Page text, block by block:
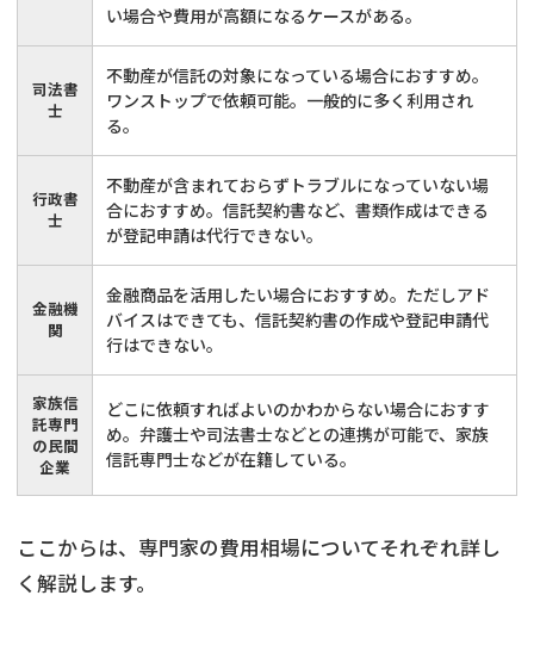
い場合や費用が高額になるケースがある。
司法書
士
不動産が信託の対象になっている場合におすすめ。
ワンストップで依頼可能。一般的に多く利用され
る。
行政書
士
不動産が含まれておらずトラブルになっていない場
合におすすめ。信託契約書など、書類作成はできる
が登記申請は代行できない。
金融機
関
金融商品を活用したい場合におすすめ。ただしアド
バイスはできても、信託契約書の作成や登記申請代
行はできない。
家族信
託専門
の民間
企業
どこに依頼すればよいのかわからない場合におすす
め。弁護士や司法書士などとの連携が可能で、家族
信託専門士などが在籍している。
ここからは、専門家の費用相場についてそれぞれ詳し
く解説します。